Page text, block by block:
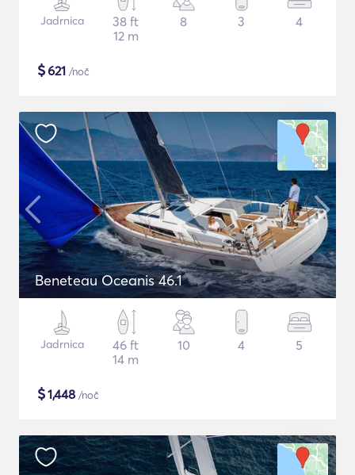
Jadrnica
38 ft
12 m
8 3 4
$621 /noč
Beneteau Oceanis 46.1
Jadrnica
46 ft
14 m
10 4 5
$1,448 /noč